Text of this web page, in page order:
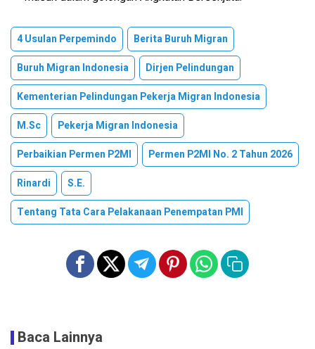
4 Usulan Perpemindo
Berita Buruh Migran
Buruh Migran Indonesia
Dirjen Pelindungan
Kementerian Pelindungan Pekerja Migran Indonesia
M.Sc
Pekerja Migran Indonesia
Perbaikian Permen P2MI
Permen P2MI No. 2 Tahun 2026
Rinardi
S.E.
Tentang Tata Cara Pelakanaan Penempatan PMI
Baca Lainnya